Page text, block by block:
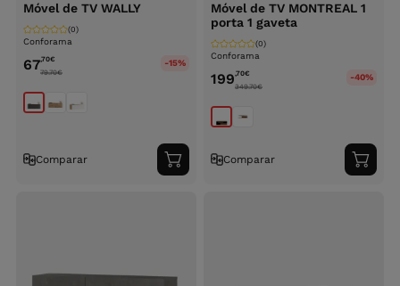
Móvel de TV WALLY
Conforama
(0)
67,70€
79.70€
-15%
Comparar
Adicionar
ao
Móvel de TV MONTREAL 1
porta 1 gaveta
Conforama
(0)
199,70€
349.70€
-40%
Comparar
ao